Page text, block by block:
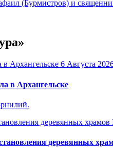
(Бурмистров) и
6 Августа
в Архангельске
деревянных